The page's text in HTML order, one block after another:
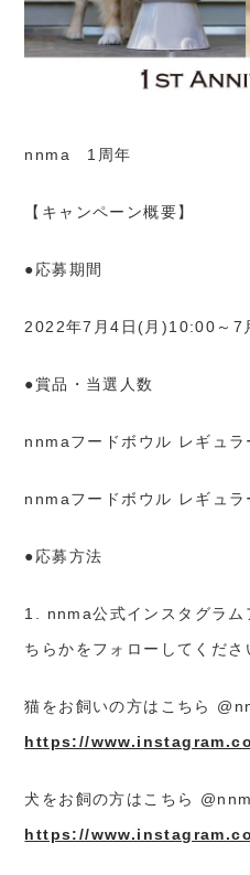
nnma 1周年
【キャンペーン概要】
●応募期間
2022年7月4日(月)10:00～7
●賞品・当選人数
nnmaフードボウル レギュラ
nnmaフードボウル レギュラ
●応募方法
1. nnma公式インスタグラ
ちらかをフォローしてくださ
猫をお飼いの方はこちら
https://
犬をお飼の方はこちら
https://